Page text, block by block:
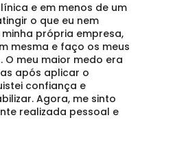
e em menos de um
o que eu nem
própria empresa,
mesma e faço os meus
O meu maior medo era
após aplicar o
confiança e
Agora, me sinto
realizada pessoal e